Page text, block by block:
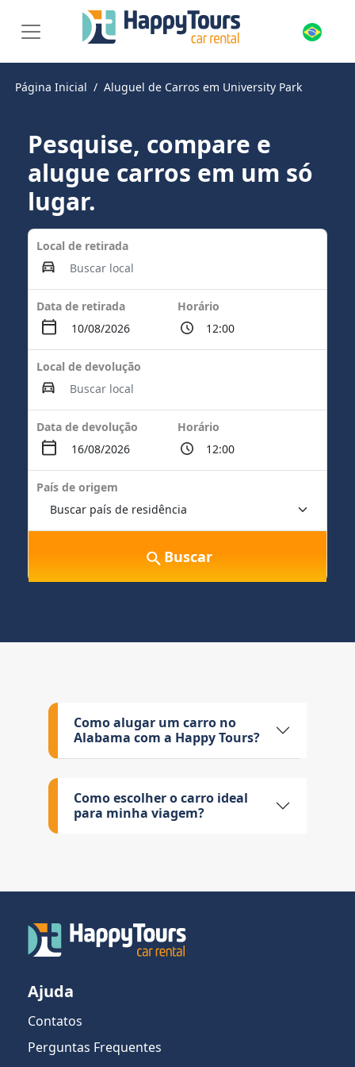
Página Inicial Aluguel de Carros em University Park
Pesquise, compare e
alugue carros em um só
lugar.
Local de retirada
Data de retirada Horário
Local de devolução
Data de devolução Horário
País de origem
Buscar
Como alugar um carro no
Alabama com a Happy Tours?
Como escolher o carro ideal
para minha viagem?
Ajuda
Contatos
Perguntas Frequentes